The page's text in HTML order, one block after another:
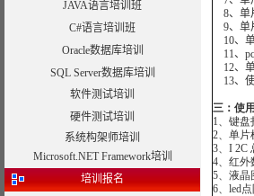
JAVA语言培训班
C#语言培训班
Oracle数据库培训
SQL Server数据库培训
软件测试培训
硬件测试培训
系统构架师培训
Microsoft.NET Framework培训
培训报名
8、单
9、单
10、
11、 pc
12、
13、
三：使
1、键盘
2、单片
3、 I 2C
4、红外
5、液晶
6、 led点